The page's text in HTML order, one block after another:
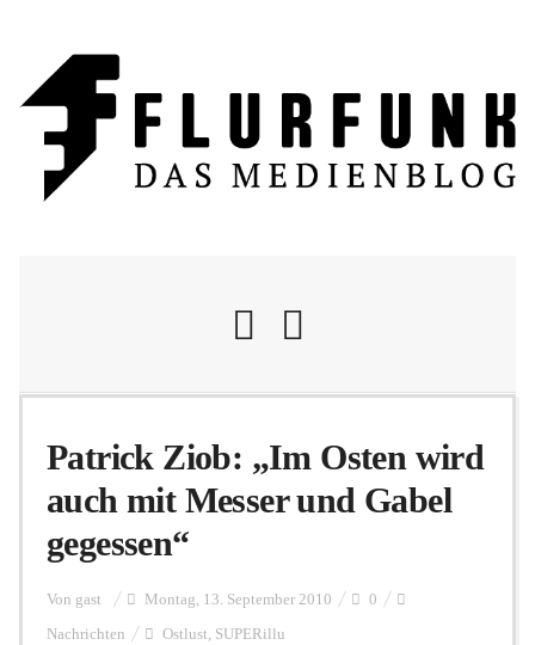
Nachrichten
Flurschelte
Personalien
Patrick Ziob: „Im Osten wird
auch mit Messer und Gabel
gegessen“
Von gast Montag, 13. September 2010 0
Nachrichten Ostlust, SUPERillu